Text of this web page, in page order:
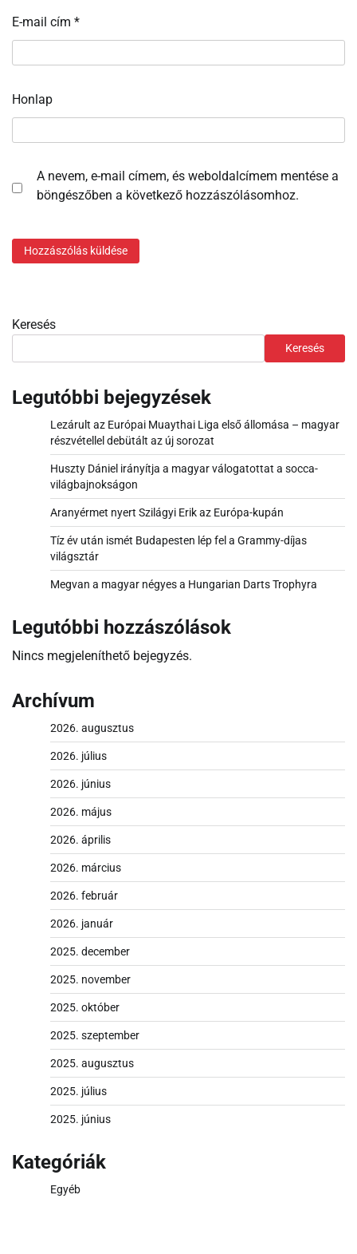
E-mail cím *
Honlap
A nevem, e-mail címem, és weboldalcímem mentése a
böngészőben a következő hozzászólásomhoz.
Keresés
Keresés
Legutóbbi bejegyzések
Lezárult az Európai Muaythai Liga első állomása – magyar
részvétellel debütált az új sorozat
Huszty Dániel irányítja a magyar válogatottat a socca-
világbajnokságon
Aranyérmet nyert Szilágyi Erik az Európa-kupán
Tíz év után ismét Budapesten lép fel a Grammy-díjas
világsztár
Megvan a magyar négyes a Hungarian Darts Trophyra
Legutóbbi hozzászólások
Nincs megjeleníthető bejegyzés.
Archívum
2026. augusztus
2026. július
2026. június
2026. május
2026. április
2026. március
2026. február
2026. január
2025. december
2025. november
2025. október
2025. szeptember
2025. augusztus
2025. július
2025. június
Kategóriák
Egyéb